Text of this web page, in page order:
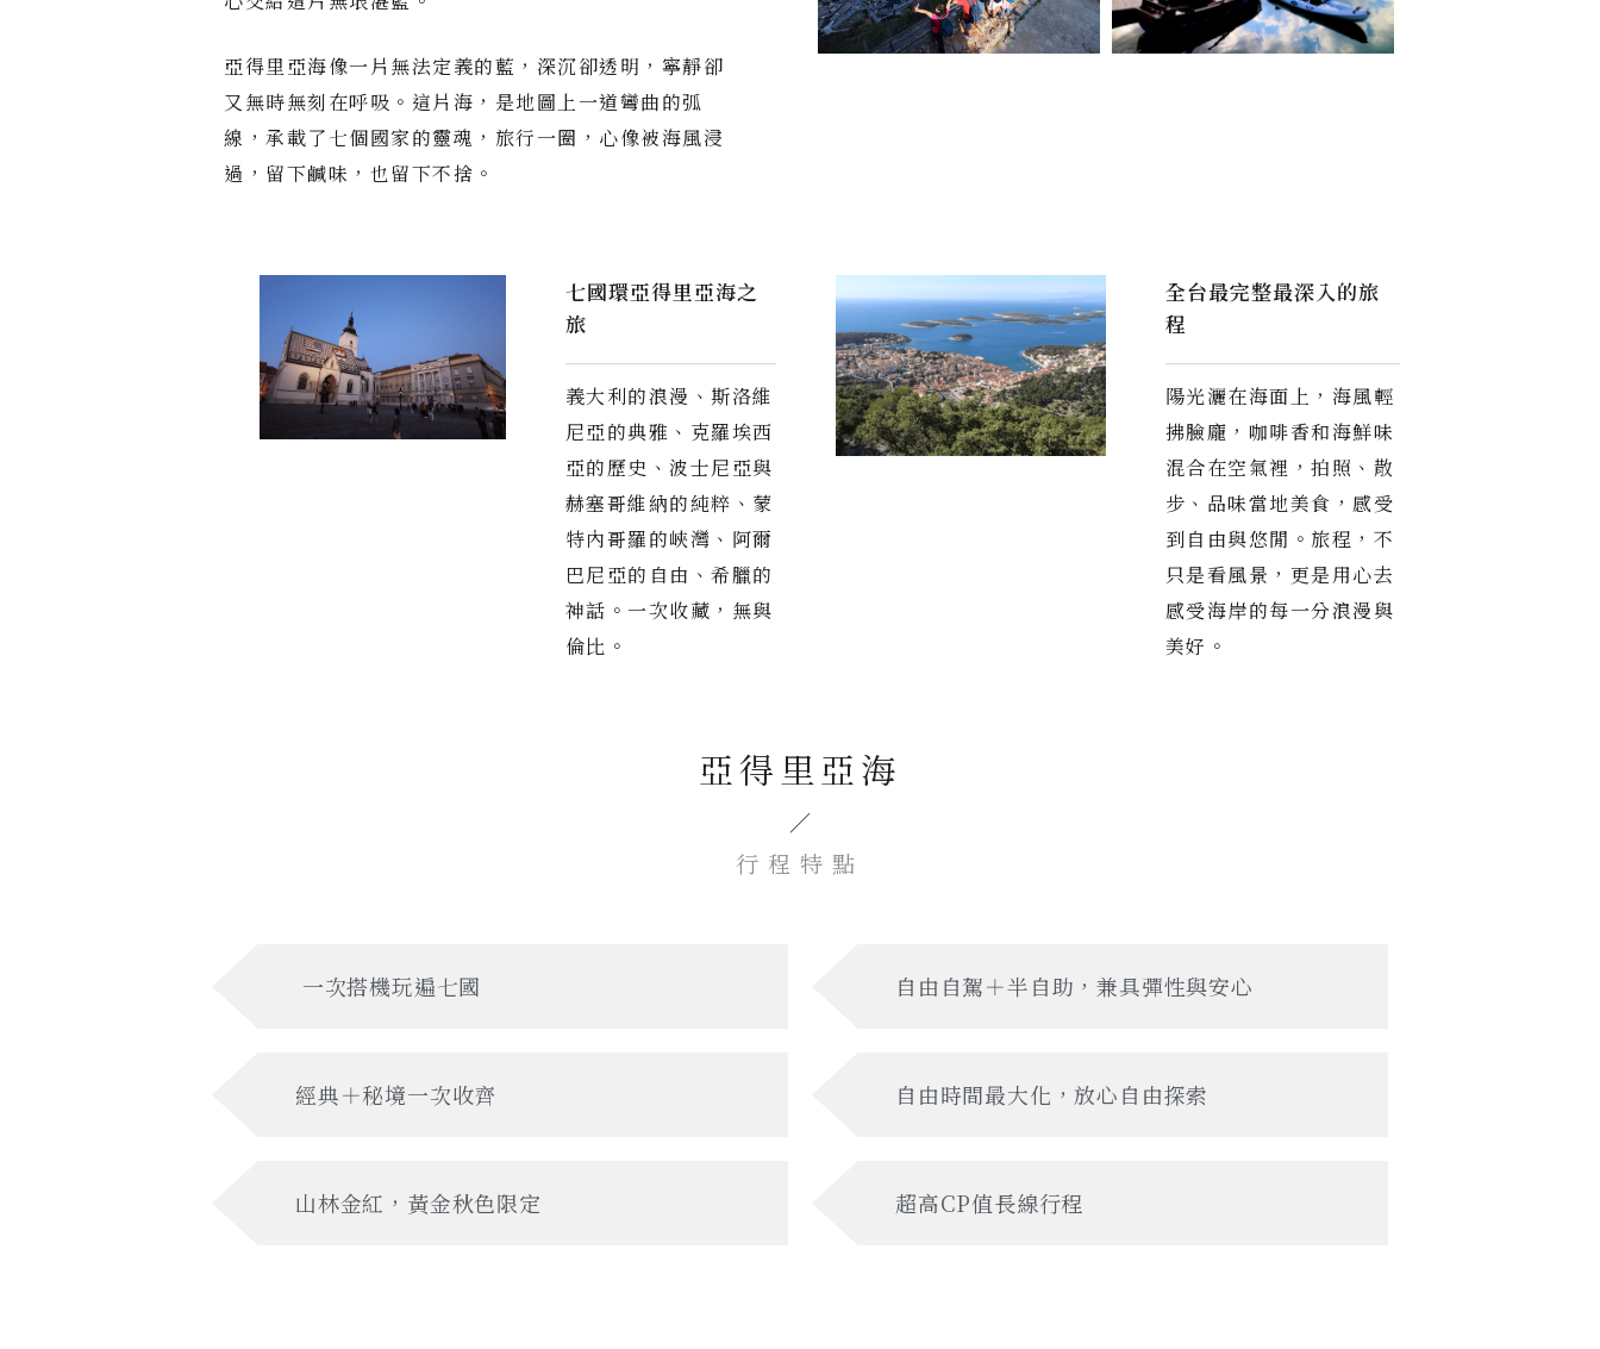
亞得里亞海像一片無法定義的藍，深沉卻透明，寧靜卻
又無時無刻在呼吸。這片海，是地圖上一道彎曲的弧
線，承載了七個國家的靈魂，旅行一圈，心像被海風浸
過，留下鹹味，也留下不捨。
七國環亞得里亞海之
旅
義大利的浪漫、斯洛維
尼亞的典雅、克羅埃西
亞的歷史、波士尼亞與
赫塞哥維納的純粹、蒙
特內哥羅的峽灣、阿爾
巴尼亞的自由、希臘的
神話。一次收藏，無與
倫比。
全台最完整最深入的旅
程
陽光灑在海面上，海風輕
拂臉龐，咖啡香和海鮮味
混合在空氣裡，拍照、散
步、品味當地美食，感受
到自由與悠閒。旅程，不
只是看風景，更是用心去
感受海岸的每一分浪漫與
美好。
亞得里亞海
／
行程特點
一次搭機玩遍七國 自由自駕＋半自助，兼具彈性與安心
經典＋秘境一次收齊 自由時間最大化，放心自由探索
山林金紅，黃金秋色限定 超高CP值長線行程